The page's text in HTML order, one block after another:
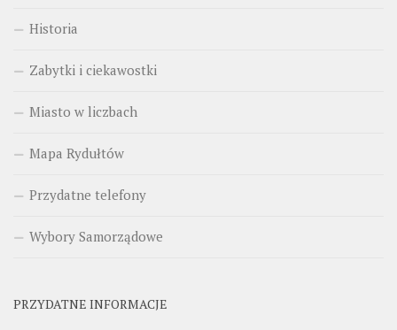
Historia
Zabytki i ciekawostki
Miasto w liczbach
Mapa Rydułtów
Przydatne telefony
Wybory Samorządowe
PRZYDATNE INFORMACJE